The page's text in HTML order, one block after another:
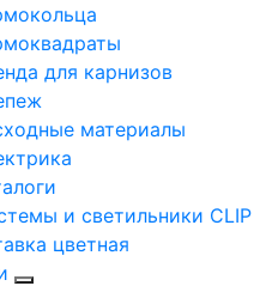
для карнизов
материалы
и светильники CLIP
цветная